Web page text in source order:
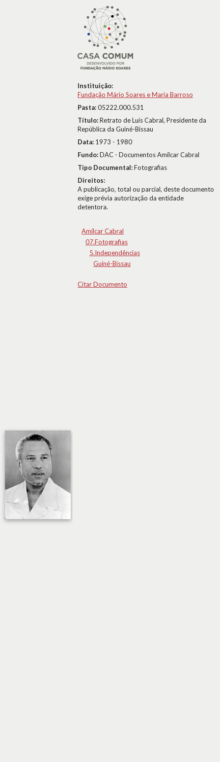
Instituição:
Fundação Mário Soares e Maria Barroso
Pasta:05222.000.531
Título:Retrato de Luís Cabral, Presidente da
República da Guiné-Bissau
Data: 1973 - 1980
Fundo:DAC - Documentos Amílcar Cabral
Tipo Documental:Fotografias
Direitos:
A publicação, total ou parcial, deste documento
exige prévia autorização da entidade
detentora.
Amílcar Cabral
07.Fotografias
5.Independências
Guiné-Bissau
Citar Documento